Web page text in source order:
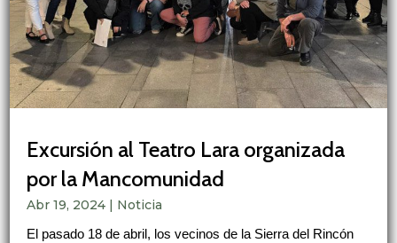
Excursión al Teatro Lara organizada
por la Mancomunidad
Abr 19, 2024 Noticia
El pasado 18 de abril, los vecinos de la Sierra del Rincón